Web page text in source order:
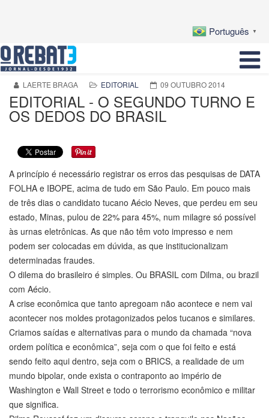
Português ▼
LAERTE BRAGA EDITORIAL 09 OUTUBRO 2014
EDITORIAL - O SEGUNDO TURNO E
OS DEDOS DO BRASIL
A princípio é necessário registrar os erros das pesquisas de DATA
FOLHA e IBOPE, acima de tudo em São Paulo. Em pouco mais
de três dias o candidato tucano Aécio Neves, que perdeu em seu
estado, Minas, pulou de 22% para 45%, num milagre só possível
às urnas eletrônicas. As que não têm voto impresso e nem
podem ser colocadas em dúvida, as que institucionalizam
determinadas fraudes.
O dilema do brasileiro é simples. Ou BRASIL com Dilma, ou brazil
com Aécio.
A crise econômica que tanto apregoam não acontece e nem vai
acontecer nos moldes protagonizados pelos tucanos e similares.
Criamos saídas e alternativas para o mundo da chamada “nova
ordem política e econômica”, seja com o que foi feito e está
sendo feito aqui dentro, seja com o BRICS, a realidade de um
mundo bipolar, onde exista o contraponto ao império de
Washington e Wall Street e todo o terrorismo econômico e militar
que significa.